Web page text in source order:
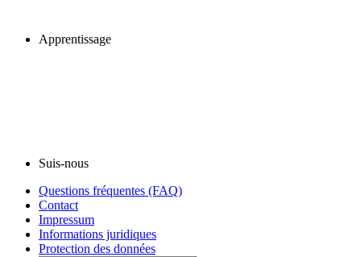
Apprentissage
Suis-nous
Questions fréquentes (FAQ)
Contact
Impressum
Informations juridiques
Protection des données